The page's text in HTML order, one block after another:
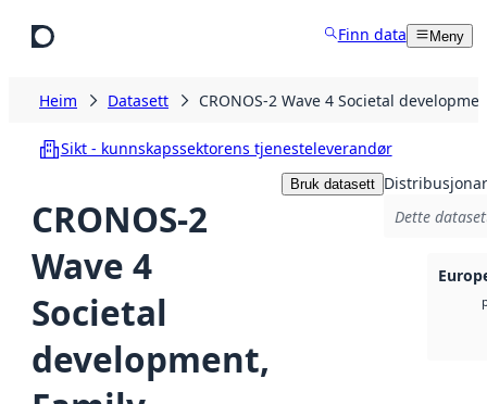
Finn data Meny
Heim Datasett CRONOS-2 Wave 4 Societal
Sikt - kunnskapssektorens tjenesteleverandør
CRONOS-2
Wave 4
Societal
development,
Bruk datasett Distribusjonar
Dette